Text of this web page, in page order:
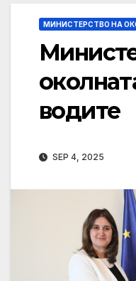
МИНИСТЕРСТВО НА
водите
SEP 4, 2025